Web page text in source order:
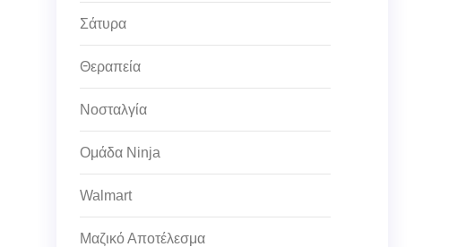
Σάτυρα
Θεραπεία
Νοσταλγία
Ομάδα Ninja
Walmart
Μαζικό Αποτέλεσμα